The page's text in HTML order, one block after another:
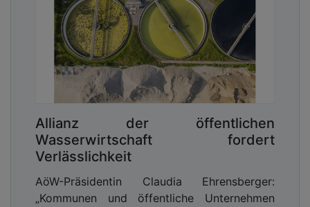
Allianz der öffentlichen
Wasserwirtschaft fordert
Verlässlichkeit
AöW-Präsidentin Claudia Ehrensberger:
„Kommunen und öffentliche Unternehmen